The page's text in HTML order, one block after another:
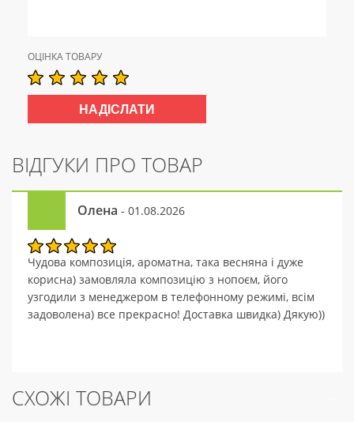
ОЦІНКА ТОВАРУ
ВІДГУКИ ПРО ТОВАР
Олена - 01.08.2026
Чудова композиція, ароматна, така весняна і дуже
корисна) замовляла композицію з нопоєм, його
узгодили з менеджером в телефонному режимі, всім
задоволена) все прекрасно! Доставка швидка) Дякую))
СХОЖІ ТОВАРИ